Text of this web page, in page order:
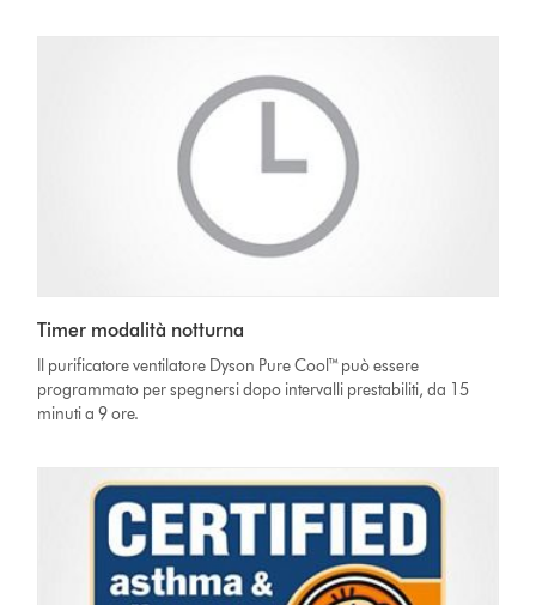
Timer modalità notturna
Il purificatore ventilatore Dyson Pure Cool™ può essere
programmato per spegnersi dopo intervalli prestabiliti, da 15
minuti a 9 ore.